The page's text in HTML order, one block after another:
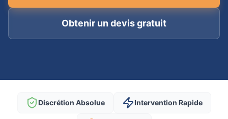
Obtenir un devis gratuit
Discrétion Absolue Intervention Rapide